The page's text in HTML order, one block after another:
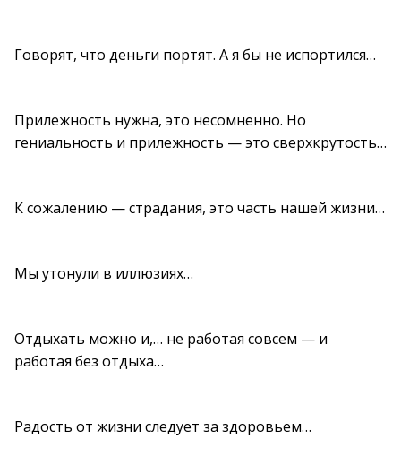
Говорят, что деньги портят. А я бы не испортился…
Прилежность нужна, это несомненно. Но
гениальность и прилежность — это сверхкрутость…
К сожалению — страдания, это часть нашей жизни…
Мы утонули в иллюзиях…
Отдыхать можно и,… не работая совсем — и
работая без отдыха…
Радость от жизни следует за здоровьем…